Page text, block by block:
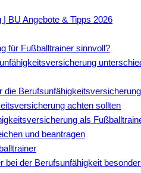
BU Angebote & Tipps 2026
für Fußballtrainer sinnvoll?
die
achten sollten
als
und beantragen
bei der Berufsunfähigkeit